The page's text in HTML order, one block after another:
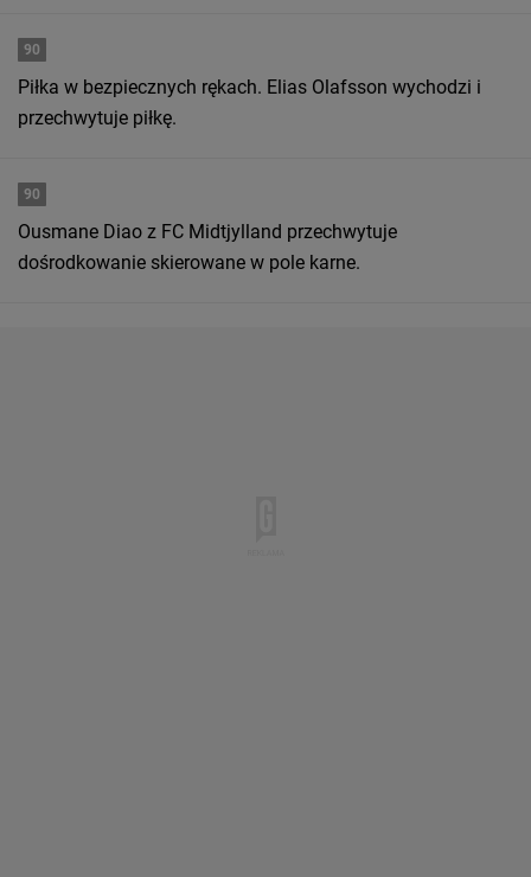
90
Piłka w bezpiecznych rękach. Elias Olafsson wychodzi i
przechwytuje piłkę.
90
Ousmane Diao z FC Midtjylland przechwytuje
dośrodkowanie skierowane w pole karne.